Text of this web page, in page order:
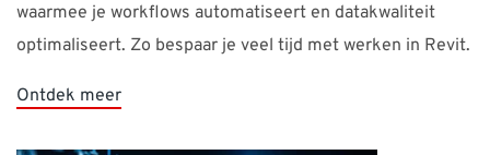
Ontdek meer